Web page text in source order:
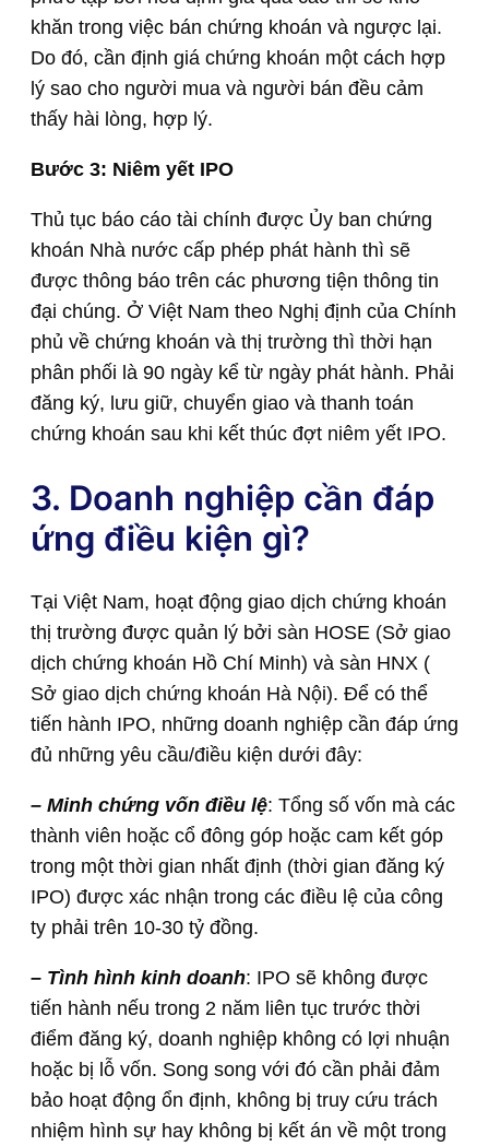
khăn trong việc bán chứng khoán và ngược lại.
Do đó, cần định giá chứng khoán một cách hợp
lý sao cho người mua và người bán đều cảm
thấy hài lòng, hợp lý.
Bước 3: Niêm yết IPO
Thủ tục báo cáo tài chính được Ủy ban chứng
khoán Nhà nước cấp phép phát hành thì sẽ
được thông báo trên các phương tiện thông tin
đại chúng. Ở Việt Nam theo Nghị định của Chính
phủ về chứng khoán và thị trường thì thời hạn
phân phối là 90 ngày kể từ ngày phát hành. Phải
đăng ký, lưu giữ, chuyển giao và thanh toán
chứng khoán sau khi kết thúc đợt niêm yết IPO.
3. Doanh nghiệp cần đáp
ứng điều kiện gì?
Tại Việt Nam, hoạt động giao dịch chứng khoán
thị trường được quản lý bởi sàn HOSE (Sở giao
dịch chứng khoán Hồ Chí Minh) và sàn HNX (
Sở giao dịch chứng khoán Hà Nội). Để có thể
tiến hành IPO, những doanh nghiệp cần đáp ứng
đủ những yêu cầu/điều kiện dưới đây:
– Minh chứng vốn điều lệ: Tổng số vốn mà các
thành viên hoặc cổ đông góp hoặc cam kết góp
trong một thời gian nhất định (thời gian đăng ký
IPO) được xác nhận trong các điều lệ của công
ty phải trên 10-30 tỷ đồng.
– Tình hình kinh doanh: IPO sẽ không được
tiến hành nếu trong 2 năm liên tục trước thời
điểm đăng ký, doanh nghiệp không có lợi nhuận
hoặc bị lỗ vốn. Song song với đó cần phải đảm
bảo hoạt động ổn định, không bị truy cứu trách
nhiệm hình sự hay không bị kết án về một trong